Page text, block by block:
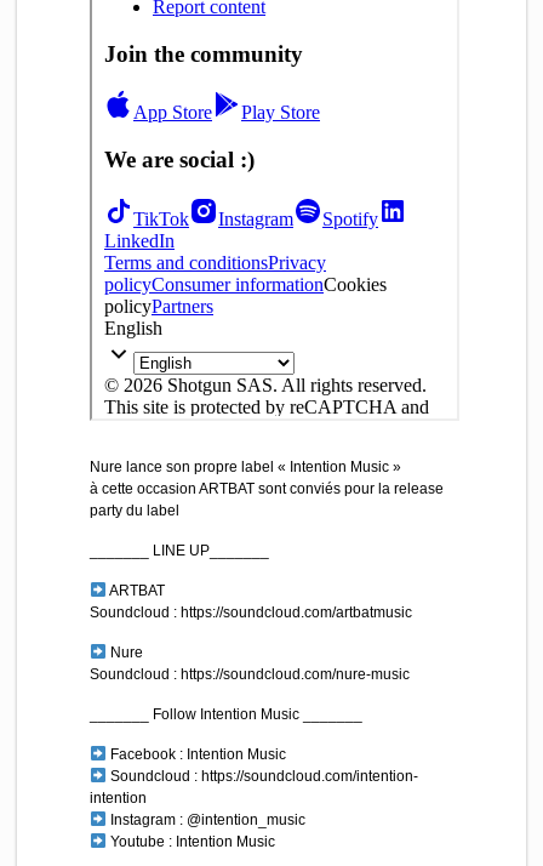
Nure lance son propre label « Intention Music »
à cette occasion ARTBAT sont conviés pour la release
party du label
_______ LINE UP_______
ARTBAT
Soundcloud : https://soundcloud.com/artbatmusic
Nure
Soundcloud : https://soundcloud.com/nure-music
_______ Follow Intention Music _______
Facebook : Intention Music
Soundcloud : https://soundcloud.com/intention-
intention
Instagram : @intention_music
Youtube : Intention Music